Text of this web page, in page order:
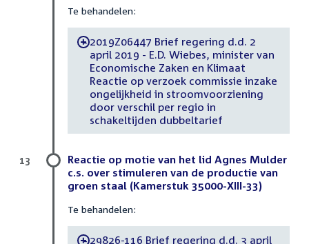
Te behandelen:
-2019Z06447 Brief regering d.d. 2
april 2019 - E.D. Wiebes, minister van
Economische Zaken en Klimaat
Reactie op verzoek commissie inzake
ongelijkheid in stroomvoorziening
door verschil per regio in
schakeltijden dubbeltarief
Reactie op motie van het lid Agnes Mulder
c.s. over stimuleren van de productie van
groen staal (Kamerstuk 35000-XIII-33)
Te behandelen:
-29826-116 Brief regering d.d. 3 april
13